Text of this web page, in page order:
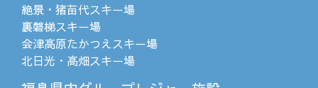
絶景・猪苗代スキー場
裏磐梯スキー場
会津高原たかつえスキー場
北日光・高畑スキー場